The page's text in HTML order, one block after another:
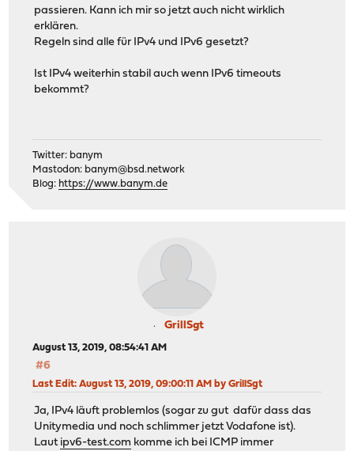
passieren. Kann ich mir so jetzt auch nicht wirklich
erklären.
Regeln sind alle für IPv4 und IPv6 gesetzt?
Ist IPv4 weiterhin stabil auch wenn IPv6 timeouts
bekommt?
Twitter: banym
Mastodon: banym@bsd.network
Blog: https://www.banym.de
GrillSgt
August 13, 2019, 08:54:41 AM
#6
Last Edit: August 13, 2019, 09:00:11 AM by GrillSgt
Ja, IPv4 läuft problemlos (sogar zu gut dafür dass das
Unitymedia und noch schlimmer jetzt Vodafone ist).
Laut ipv6-test.com komme ich bei ICMP immer